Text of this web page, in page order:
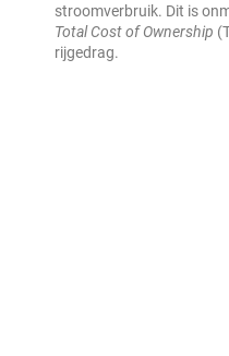
stroomverbruik. Dit is
Total Cost of Ownership
rijgedrag.